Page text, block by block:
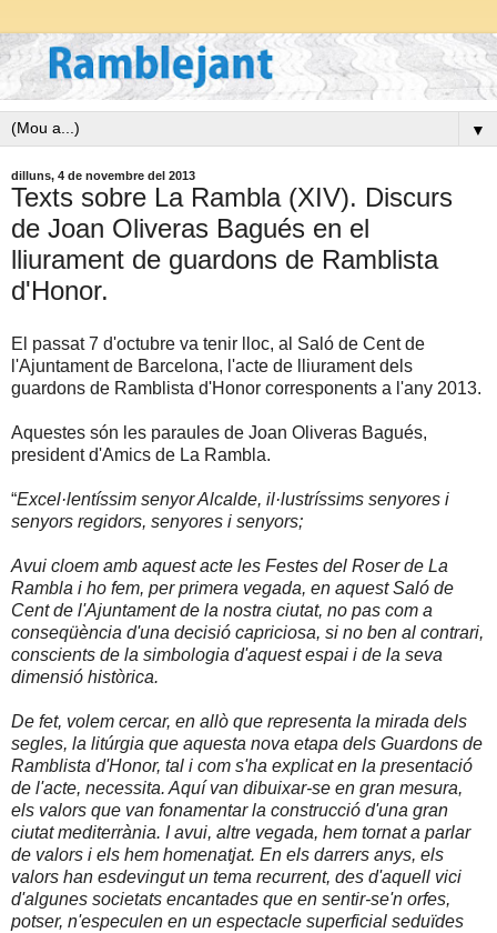
▼
dilluns, 4 de novembre del 2013
Texts sobre La Rambla (XIV). Discurs
de Joan Oliveras Bagués en el
lliurament de guardons de Ramblista
d'Honor.
El passat 7 d'octubre va tenir lloc, al Saló de Cent de
l'Ajuntament de Barcelona, l'acte de lliurament dels
guardons de Ramblista d'Honor corresponents a l'any 2013.
Aquestes són les paraules de Joan Oliveras Bagués,
president d'Amics de La Rambla.
“Excel·lentíssim senyor Alcalde, il·lustríssims senyores i
senyors regidors, senyores i senyors;
Avui cloem amb aquest acte les Festes del Roser de La
Rambla i ho fem, per primera vegada, en aquest Saló de
Cent de l'Ajuntament de la nostra ciutat, no pas com a
conseqüència d'una decisió capriciosa, si no ben al contrari,
conscients de la simbologia d'aquest espai i de la seva
dimensió històrica.
De fet, volem cercar, en allò que representa la mirada dels
segles, la litúrgia que aquesta nova etapa dels Guardons de
Ramblista d'Honor, tal i com s'ha explicat en la presentació
de l'acte, necessita. Aquí van dibuixar-se en gran mesura,
els valors que van fonamentar la construcció d'una gran
ciutat mediterrània. I avui, altre vegada, hem tornat a parlar
de valors i els hem homenatjat. En els darrers anys, els
valors han esdevingut un tema recurrent, des d'aquell vici
d'algunes societats encantades que en sentir-se'n orfes,
potser, n'especulen en un espectacle superficial seduïdes